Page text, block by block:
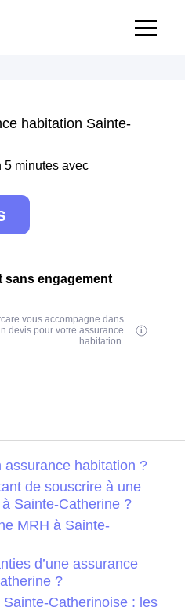
habitation Sainte-
5 minutes avec
engagement
vous accompagne dans
devis pour votre assurance
habitation.
assurance habitation ?
de souscrire à une
Sainte-Catherine ?
MRH à Sainte-
d’une assurance
?
Catherinoise : les